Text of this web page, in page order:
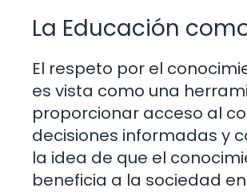
La Educación
El respeto por el
es vista como una
proporcionar acceso al
decisiones informadas y
la idea de que el
beneficia a la sociedad